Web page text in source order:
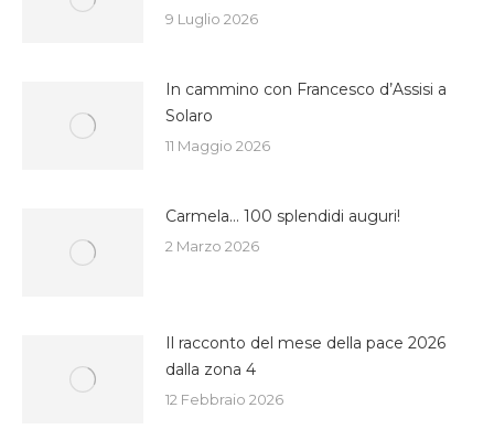
9 Luglio 2026
In cammino con Francesco d’Assisi a
Solaro
11 Maggio 2026
Carmela… 100 splendidi auguri!
2 Marzo 2026
Il racconto del mese della pace 2026
dalla zona 4
12 Febbraio 2026